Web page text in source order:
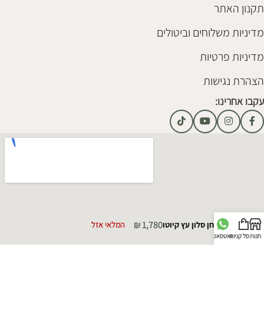
תקנון האתר
מדיניות משלוחים וביטולים
מדיניות פרטיות
הצהרת נגישות
עקבו אחרינו:
חנותסל קניותוואטסאפ
שולחן סלון עץ קיוטו ₪1,780 המלאי אזל